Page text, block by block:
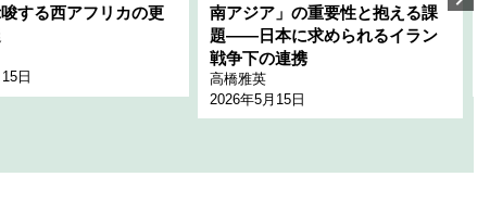
する西アフリカの更
日
南アジア」の重要性と抱える課
題――日本に求められるイラン
戦争下の連携
高橋雅英
2026年5月15日